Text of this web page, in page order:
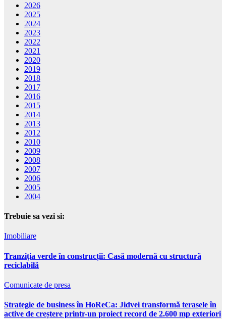
2026
2025
2024
2023
2022
2021
2020
2019
2018
2017
2016
2015
2014
2013
2012
2010
2009
2008
2007
2006
2005
2004
Trebuie sa vezi si:
Imobiliare
Tranziția verde în construcții: Casă modernă cu structură
reciclabilă
Comunicate de presa
Strategie de business în HoReCa: Jidvei transformă terasele în
active de creștere printr-un proiect record de 2.600 mp exteriori